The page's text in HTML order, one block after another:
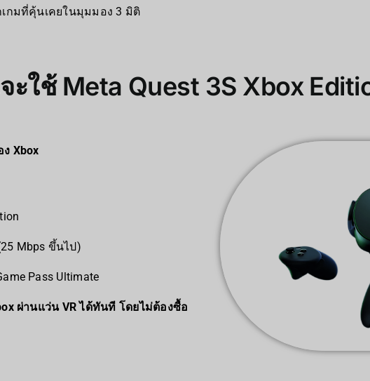
กมที่คุ้นเคยในมุมมอง 3 มิติ
ะใช้ Meta Quest 3S Xbox
Xbox
Mbps ขึ้นไป)
Pass Ultimate
ผ่านแว่น VR ได้ทันที โดยไม่ต้องซื้อ